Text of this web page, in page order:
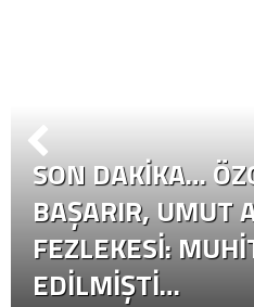
SON DAKİKA…
BAŞARIR, UMUT
FEZLEKESI:
EDILMIŞTI…